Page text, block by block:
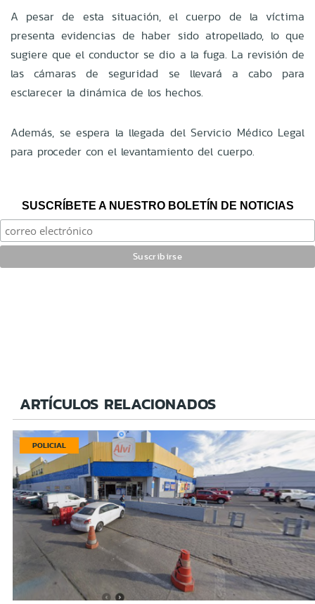
A pesar de esta situación, el cuerpo de la víctima
presenta evidencias de haber sido atropellado, lo que
sugiere que el conductor se dio a la fuga. La revisión de
las cámaras de seguridad se llevará a cabo para
esclarecer la dinámica de los hechos.
Además, se espera la llegada del Servicio Médico Legal
para proceder con el levantamiento del cuerpo.
SUSCRÍBETE A NUESTRO BOLETÍN DE NOTICIAS
ARTÍCULOS RELACIONADOS
POLICIAL